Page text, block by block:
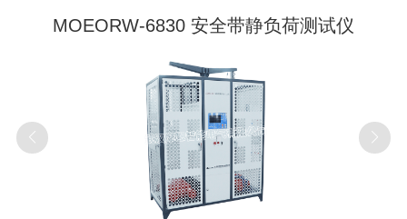
MOEORW-6830 安全带静负荷测试仪